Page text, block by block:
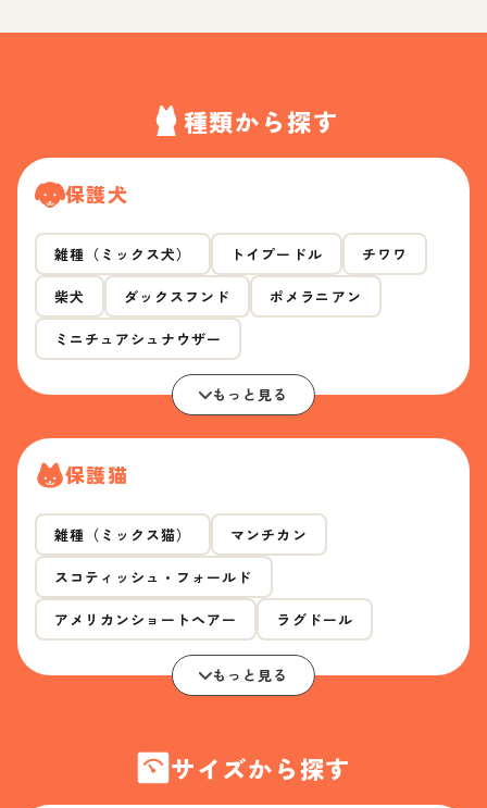
種類から探す
保護犬
雑種（ミックス犬） トイプードル チワワ
柴犬 ダックスフンド ポメラニアン
ミニチュアシュナウザー
もっと見る
保護猫
雑種（ミックス猫） マンチカン
スコティッシュ・フォールド
アメリカンショートヘアー ラグドール
もっと見る
サイズから探す